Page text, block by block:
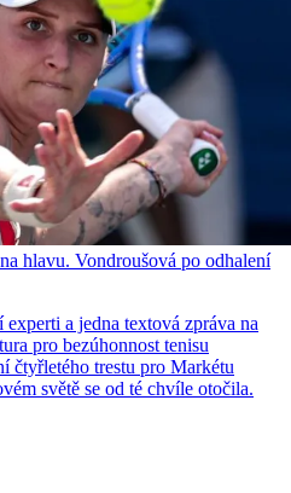
hlavu. Vondroušová po odhalení
a jedna textová zpráva na
pro bezúhonnost tenisu
čtyřletého trestu pro Markétu
světě se od té chvíle otočila.